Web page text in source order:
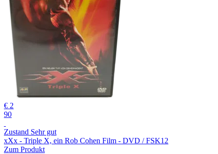
€ 2
90
Zustand Sehr gut
xXx - Triple X, ein Rob Cohen Film - DVD / FSK12
Zum Produkt